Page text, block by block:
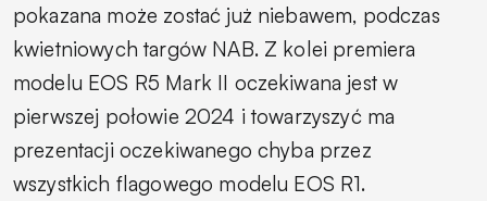
pokazana może zostać już niebawem, podczas
kwietniowych targów NAB. Z kolei premiera
modelu EOS R5 Mark II oczekiwana jest w
pierwszej połowie 2024 i towarzyszyć ma
prezentacji oczekiwanego chyba przez
wszystkich flagowego modelu EOS R1.